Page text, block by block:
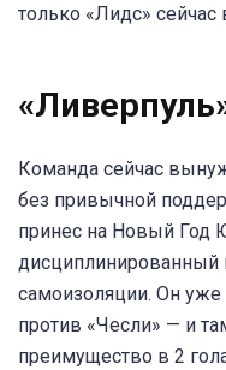
только «Лидс»
Команда сейчас
без привычной
принес на Новый Год
дисциплинированный
самоизоляции. Он
против «Чесли» — и
преимущество в 2